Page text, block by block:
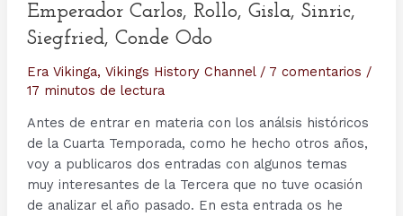
Emperador Carlos, Rollo, Gisla, Sinric,
Siegfried, Conde Odo
Era Vikinga, Vikings History Channel/ 7 comentarios /
17 minutos de lectura
Antes de entrar en materia con los análsis históricos
de la Cuarta Temporada, como he hecho otros años,
voy a publicaros dos entradas con algunos temas
muy interesantes de la Tercera que no tuve ocasión
de analizar el año pasado. En esta entrada os he